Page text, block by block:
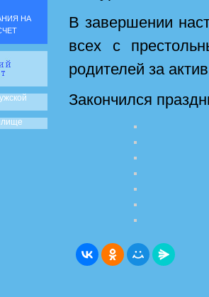
В завершении
всех с
родителей за
Закончился
НА